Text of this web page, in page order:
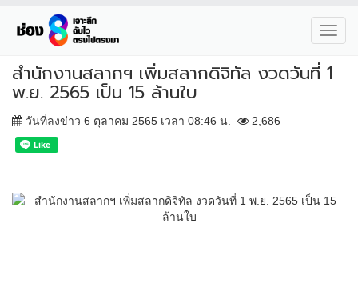
สำนักงานสลากฯ เพิ่มสลากดิจิทัล งวดวันที่ 1
พ.ย. 2565 เป็น 15 ล้านใบ
วันที่ลงข่าว 6 ตุลาคม 2565 เวลา 08:46 น. 2,686